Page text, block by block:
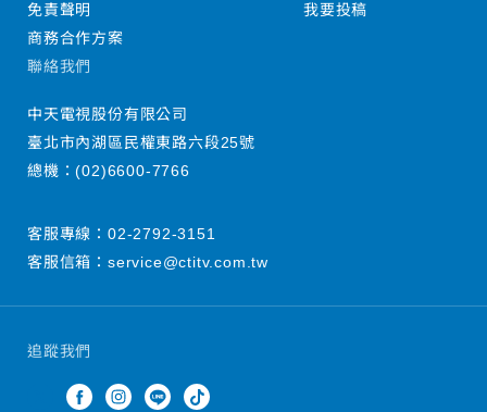
追蹤我們
免責聲明
商務合作方案
我要投稿
聯絡我們
中天電視股份有限公司
臺北市內湖區民權東路六段25號
總機：(02)6600-7766
客服專線： 02-2792-3151
客服信箱： service@ctitv.com.tw